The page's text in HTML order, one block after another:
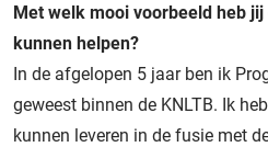
Met welk mooi voorbeeld heb
kunnen helpen?
In de afgelopen 5 jaar ben ik
geweest binnen de KNLTB. Ik
kunnen leveren in de fusie met